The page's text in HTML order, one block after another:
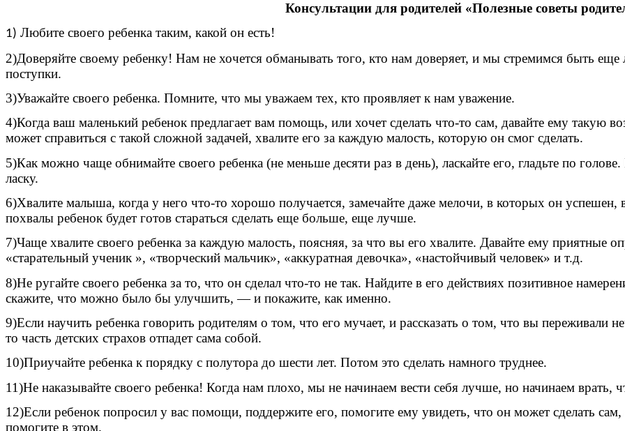
Консультации для родителей «Полезные советы
1) Любите своего ребенка таким, какой он есть!
2)Доверяйте своему ребенку! Нам не хочется обманывать того, кто нам доверяет, и мы стремимся быть
поступки.
3)Уважайте своего ребенка. Помните, что мы уважаем тех, кто проявляет к нам уважение.
4)Когда ваш маленький ребенок предлагает вам помощь, или хочет сделать что-то сам, давайте ему такую
может справиться с такой сложной задачей, хвалите его за каждую малость, которую он смог сделать.
5)Как можно чаще обнимайте своего ребенка (не меньше десяти раз в день), ласкайте его, гладьте по
ласку.
6)Хвалите малыша, когда у него что-то хорошо получается, замечайте даже мелочи, в которых он
похвалы ребенок будет готов стараться сделать еще больше, еще лучше.
7)Чаще хвалите своего ребенка за каждую малость, поясняя, за что вы его хвалите. Давайте ему приятные
«старательный ученик », «творческий мальчик», «аккуратная девочка», «настойчивый человек» и т.д.
8)Не ругайте своего ребенка за то, что он сделал что-то не так. Найдите в его действиях позитивное
скажите, что можно было бы улучшить, — и покажите, как именно.
9)Если научить ребенка говорить родителям о том, что его мучает, и рассказать о том, что вы переживали
то часть детских страхов отпадет сама собой.
10)Приучайте ребенка к порядку с полутора до шести лет. Потом это сделать намного труднее.
11)Не наказывайте своего ребенка! Когда нам плохо, мы не начинаем вести себя лучше, но начинаем врать,
12)Если ребенок попросил у вас помощи, поддержите его, помогите ему увидеть, что он может сделать
помогите в этом.